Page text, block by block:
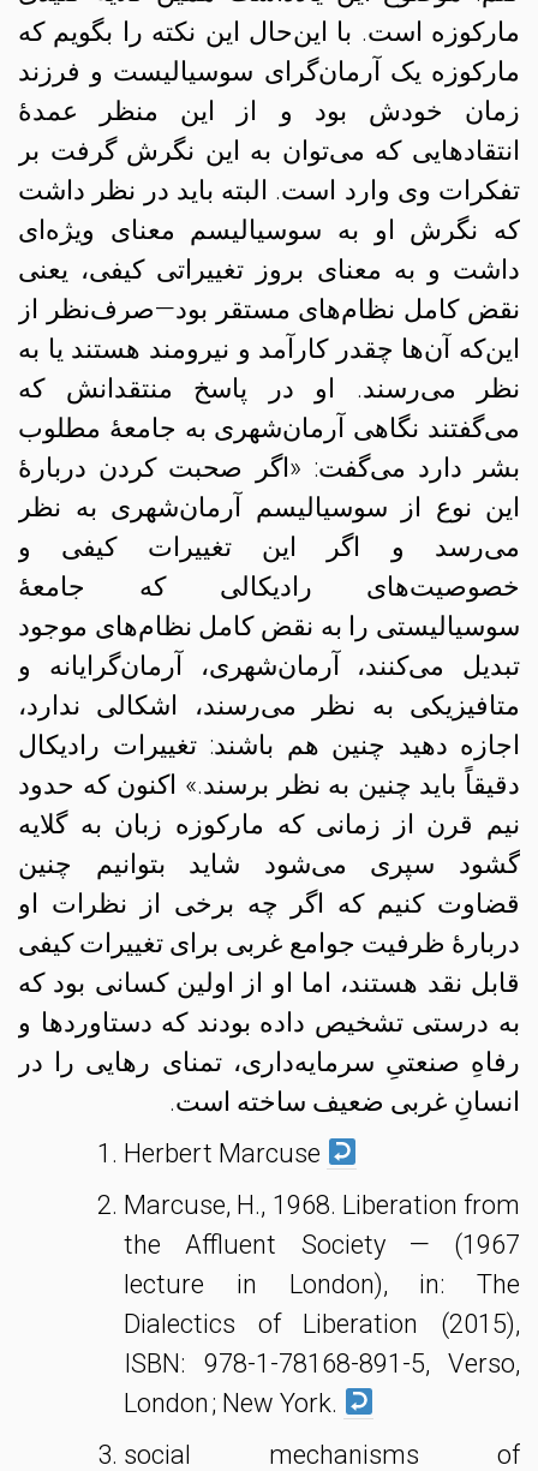
مارکوزه است. با این‌حال این نکته را بگویم که
مارکوزه یک آرمان‌گرای سوسیالیست و فرزند
زمان خودش بود و از این منظر عمدهٔ
انتقادهایی که می‌توان به این نگرش گرفت بر
تفکرات وی وارد است. البته باید در نظر داشت
که نگرش او به سوسیالیسم معنای ویژه‌ای
داشت و به معنای بروز تغییراتی کیفی، یعنی
نقض کامل نظام‌های مستقر بود—صرف‌نظر از
این‌که آن‌ها چقدر کارآمد و نیرومند هستند یا به
نظر می‌رسند. او در پاسخ منتقدانش که
می‌گفتند نگاهی آرمان‌شهری به جامعهٔ مطلوب
بشر دارد می‌گفت: «اگر صحبت کردن دربارهٔ
این نوع از سوسیالیسم آرمان‌شهری به نظر
می‌رسد و اگر این تغییرات کیفی و
خصوصیت‌های رادیکالی که جامعهٔ
سوسیالیستی را به نقض کامل نظام‌های موجود
تبدیل می‌کنند، آرمان‌شهری، آرمان‌گرایانه و
متافیزیکی به نظر می‌رسند، اشکالی ندارد،
اجازه دهید چنین هم باشند: تغییرات رادیکال
دقیقاً باید چنین به نظر برسند.» اکنون که حدود
نیم قرن از زمانی که مارکوزه زبان به گلایه
گشود سپری می‌شود شاید بتوانیم چنین
قضاوت کنیم که اگر چه برخی از نظرات او
دربارهٔ ظرفیت جوامع غربی برای تغییرات کیفی
قابل نقد هستند، اما او از اولین کسانی بود که
به درستی تشخیص داده بودند که دستاوردها و
رفاهِ صنعتیِ سرمایه‌داری، تمنای رهایی را در
انسانِ غربی ضعیف ساخته است.
Herbert Marcuse
Marcuse, H., 1968. Liberation from
the Affluent Society — (1967
lecture in London), in: The
Dialectics of Liberation (2015),
ISBN: 978-1-78168-891-5, Verso,
London ; New York.
social mechanisms of